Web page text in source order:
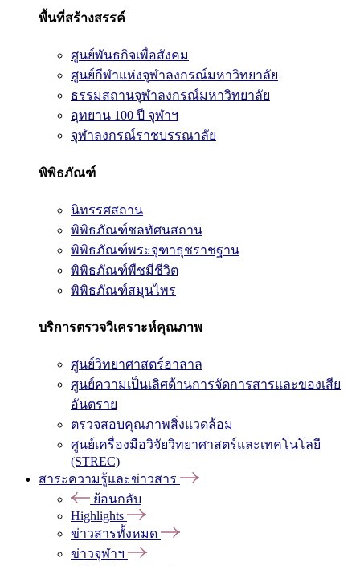
พื้นที่สร้างสรรค์
ศูนย์พันธกิจเพื่อสังคม
ศูนย์กีฬาแห่งจุฬาลงกรณ์มหาวิทยาลัย
ธรรมสถานจุฬาลงกรณ์มหาวิทยาลัย
อุทยาน 100 ปี จุฬาฯ
จุฬาลงกรณ์ราชบรรณาลัย
พิพิธภัณฑ์
นิทรรศสถาน
พิพิธภัณฑ์ชลทัศนสถาน
พิพิธภัณฑ์พระจุฑาธุชราชฐาน
พิพิธภัณฑ์พืชมีชีวิต
พิพิธภัณฑ์สมุนไพร
บริการตรวจวิเคราะห์คุณภาพ
ศูนย์วิทยาศาสตร์ฮาลาล
ศูนย์ความเป็นเลิศด้านการจัดการสารและของเสีย
อันตราย
ตรวจสอบคุณภาพสิ่งแวดล้อม
ศูนย์เครื่องมือวิจัยวิทยาศาสตร์และเทคโนโลยี
(STREC)
สาระความรู้และข่าวสาร
ย้อนกลับ
Highlights
ข่าวสารทั้งหมด
ข่าวจุฬาฯ